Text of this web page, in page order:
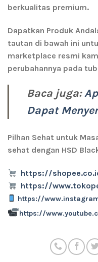
berkualitas premium.
Dapatkan Produk
tautan di bawah ini
marketplace resmi
perubahannya pada
Baca juga:
Dapat
Pilhan Sehat untuk
sehat dengan HSD
https://
https://
https://
https://